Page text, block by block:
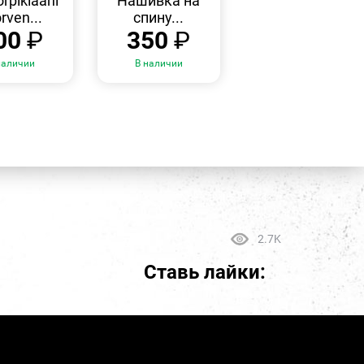
₽
спину...
350₽
В наличии
2.7K
Ставь лайки: